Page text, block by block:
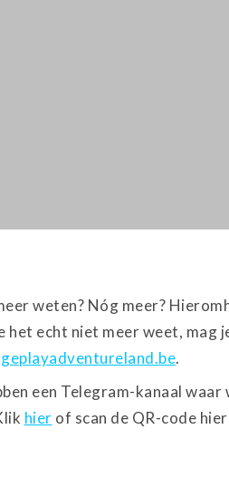
weten? Nóg meer?
het echt niet meer weet, mag
.
een Telegram-kanaal
hier of scan de QR-code